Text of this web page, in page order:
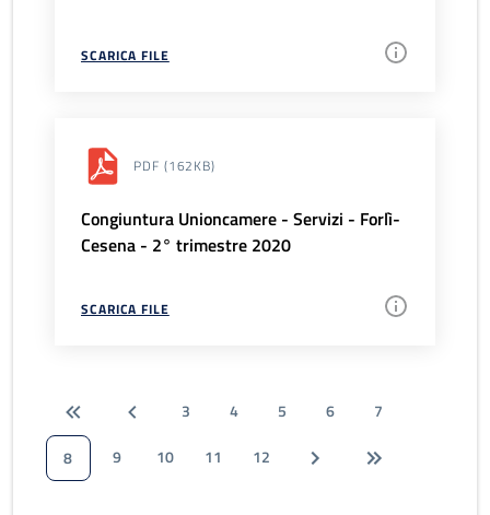
SCARICA FILE
PDF (162KB)
Congiuntura Unioncamere - Servizi - Forlì-
Cesena - 2° trimestre 2020
SCARICA FILE
3 4 5 6
7
8
9 10 11 12